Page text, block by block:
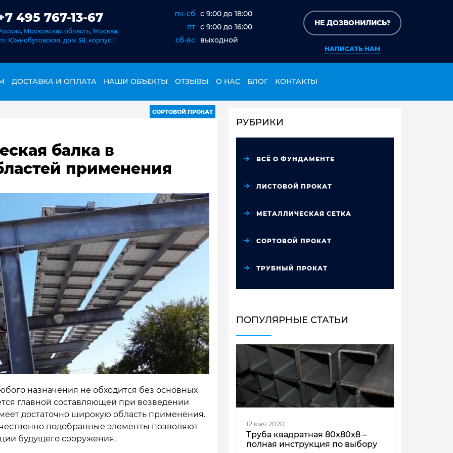
495 767-13-67
Московская область, Москва,
Южнобутовская, дом 38, корпус 1
пн-сб c 9:00 до 18:00
пт c 9:00 до 16:00
сб-вс
выходной
НЕ ДОЗВОНИЛИСЬ?
НАПИСАТЬ НАМ
ДОСТАВКА И ОПЛАТА НАШИ ОБЪЕКТЫ ОТЗЫВЫ О НАС БЛОГ КОНТАКТЫ
СОРТОВОЙ ПРОКАТ
балка в
применения
назначения не обходится без основных
главной составляющей при возведении
достаточно широкую область применения.
подобранные элементы позволяют
будущего сооружения.
РУБРИКИ
ВСЁ О ФУНДАМЕНТЕ
ЛИСТОВОЙ ПРОКАТ
МЕТАЛЛИЧЕСКАЯ СЕТКА
СОРТОВОЙ ПРОКАТ
ТРУБНЫЙ ПРОКАТ
ПОПУЛЯРНЫЕ СТАТЬИ
12 мая 2020
Труба квадратная 80x80x8 –
полная инструкция по выбору